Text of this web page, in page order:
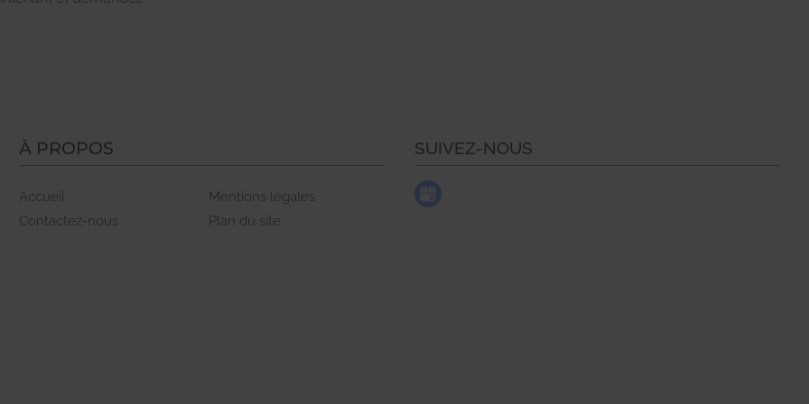
À PROPOS
Accueil
Contactez-nous
Mentions légales
Plan du site
SUIVEZ-NOUS